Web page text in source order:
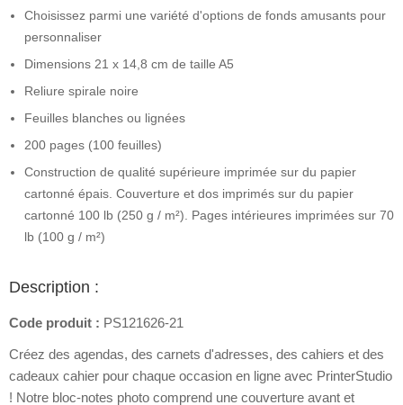
Choisissez parmi une variété d'options de fonds amusants pour
personnaliser
Dimensions 21 x 14,8 cm de taille A5
Reliure spirale noire
Feuilles blanches ou lignées
200 pages (100 feuilles)
Construction de qualité supérieure imprimée sur du papier
cartonné épais. Couverture et dos imprimés sur du papier
cartonné 100 lb (250 g / m²). Pages intérieures imprimées sur 70
lb (100 g / m²)
Description :
Code produit : PS121626-21
Créez des agendas, des carnets d'adresses, des cahiers et des
cadeaux cahier pour chaque occasion en ligne avec PrinterStudio
! Notre bloc-notes photo comprend une couverture avant et